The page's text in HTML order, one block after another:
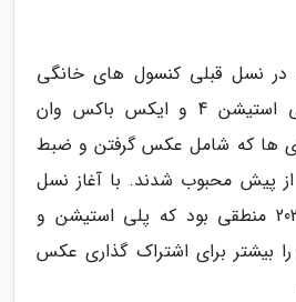
در نسل قبلی کنسول های خانگی
یعنی کنسول های پلی استیشن 4 و ایکس باکس وان
ها که شامل عکس گرفتن و ضبط
پیش محبوب شدند. با آغاز نسل
فعلی در اواخر سال 2020 منطقی بود که پلی استیشن و
بیشتر برای اشتراک گذاری عکس